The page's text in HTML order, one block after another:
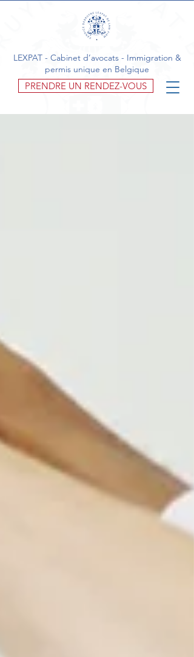
PRENDRE UN RENDEZ-VOUS
LEXPAT - Cabinet d’avocats - Immigration &
permis unique en Belgique